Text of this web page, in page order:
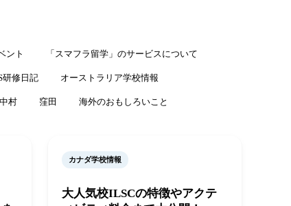
ント 「スマフラ留学」のサービスについて
研修日記 オーストラリア学校情報
中村 窪田 海外のおもしろいこと
カナダ学校情報
大人気校ILSCの特徴やアクテ